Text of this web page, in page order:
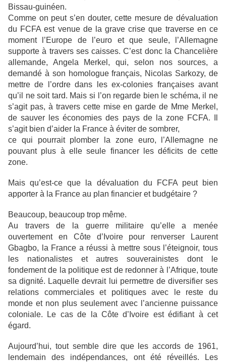
Bissau-guinéen.
Comme on peut s’en douter, cette mesure de dévaluation
du FCFA est venue de la grave crise que traverse en ce
moment l’Europe de l’euro et que seule, l’Allemagne
supporte à travers ses caisses. C’est donc la Chancelière
allemande, Angela Merkel, qui, selon nos sources, a
demandé à son homologue français, Nicolas Sarkozy, de
mettre de l’ordre dans les ex-colonies françaises avant
qu’il ne soit tard. Mais si l’on regarde bien le schéma, il ne
s’agit pas, à travers cette mise en garde de Mme Merkel,
de sauver les économies des pays de la zone FCFA. Il
s’agit bien d’aider la France à éviter de sombrer,
ce qui pourrait plomber la zone euro, l’Allemagne ne
pouvant plus à elle seule financer les déficits de cette
zone.
Mais qu’est-ce que la dévaluation du FCFA peut bien
apporter à la France au plan financier et budgétaire ?
Beaucoup, beaucoup trop même.
Au travers de la guerre militaire qu’elle a menée
ouvertement en Côte d’Ivoire pour renverser Laurent
Gbagbo, la France a réussi à mettre sous l’éteignoir, tous
les nationalistes et autres souverainistes dont le
fondement de la politique est de redonner à l’Afrique, toute
sa dignité. Laquelle devrait lui permettre de diversifier ses
relations commerciales et politiques avec le reste du
monde et non plus seulement avec l’ancienne puissance
coloniale. Le cas de la Côte d’Ivoire est édifiant à cet
égard.
Aujourd’hui, tout semble dire que les accords de 1961,
lendemain des indépendances, ont été réveillés. Les